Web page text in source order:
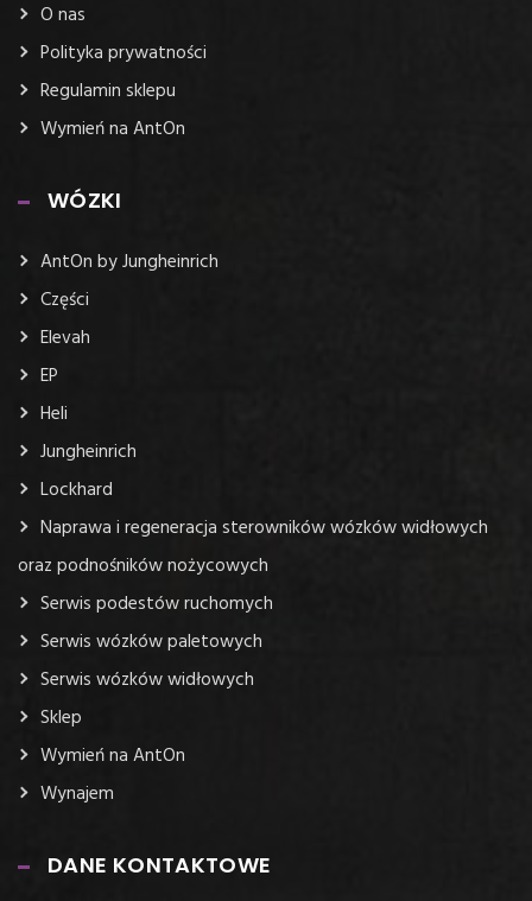
O nas
Polityka prywatności
Regulamin sklepu
Wymień na AntOn
WÓZKI
AntOn by Jungheinrich
Części
Elevah
EP
Heli
Jungheinrich
Lockhard
Naprawa i regeneracja sterowników wózków widłowych
oraz podnośników nożycowych
Serwis podestów ruchomych
Serwis wózków paletowych
Serwis wózków widłowych
Sklep
Wymień na AntOn
Wynajem
DANE KONTAKTOWE